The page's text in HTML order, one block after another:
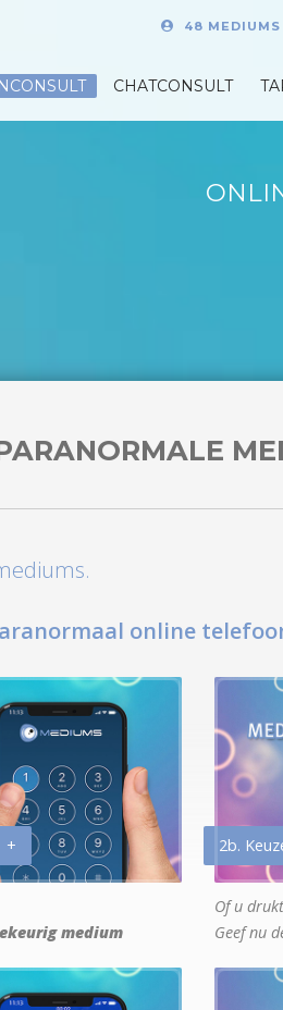
48 MEDIUMS
CHATCONSULT
online
+
medium
2b.
Of u
Geef nu